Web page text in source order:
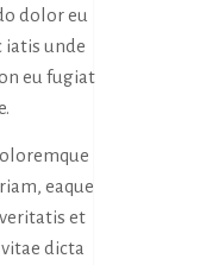
dolor eu
iatis unde
eu fugiat
eaque
et
dicta